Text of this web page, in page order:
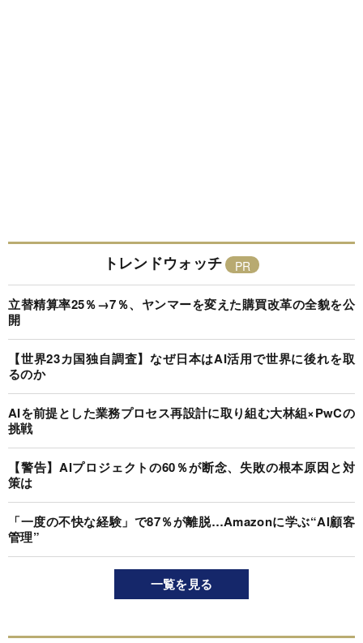
トレンドウォッチ
立替精算率25％→7％、ヤンマーを変えた購買改革の全貌を公
開
【世界23カ国独自調査】なぜ日本はAI活用で世界に後れを取
るのか
AIを前提とした業務プロセス再設計に取り組む大林組×PwCの
挑戦
【警告】AIプロジェクトの60％が断念、失敗の根本原因と対
策は
「一度の不快な経験」で87％が離脱…Amazonに学ぶ“AI顧客
管理”
一覧を見る